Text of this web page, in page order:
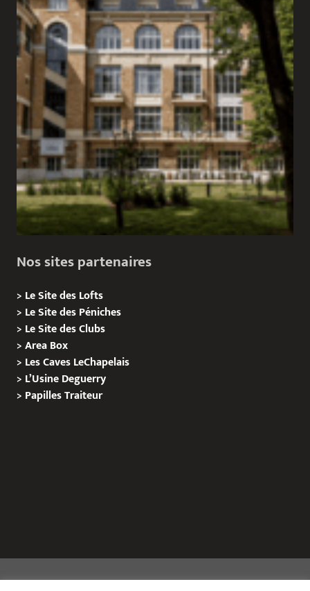
Nos sites partenaires
> Le Site des Lofts
> Le Site des Péniches
> Le Site des Clubs
>Area Box
> Les Caves LeChapelais
> L’Usine Deguerry
> PapillesTraiteur